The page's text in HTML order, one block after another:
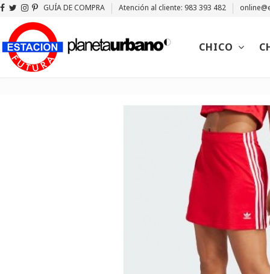
GUÍA DE COMPRA Atención al cliente: 983 393 482
CHICO